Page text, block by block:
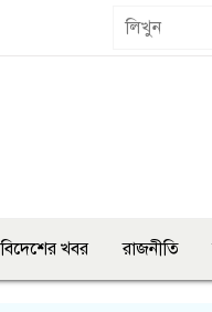
বিদেশের খবর রাজনীতি